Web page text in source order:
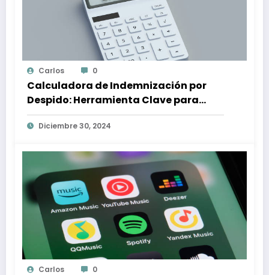
Carlos 0
Calculadora de Indemnización por
Despido: Herramienta Clave para
Proteger tus Derechos Laborales
Diciembre 30, 2024
Carlos 0